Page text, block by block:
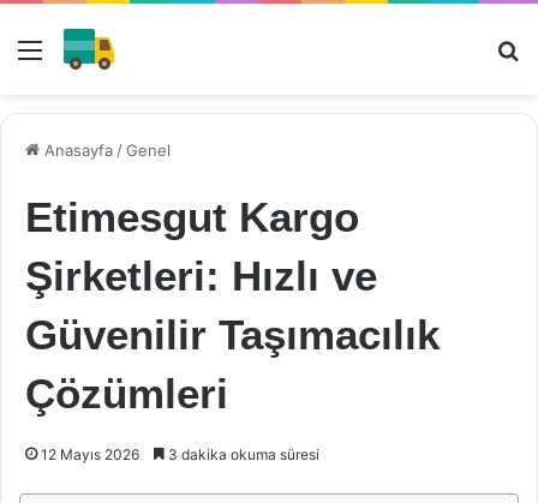
Menü
Anasayfa /Genel
Etimesgut Kargo
Şirketleri: Hızlı ve
Güvenilir Taşımacılık
Çözümleri
12 Mayıs 2026 3 dakika okuma süresi